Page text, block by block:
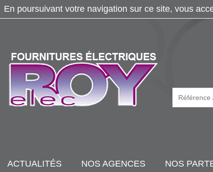
ACTUALITÉS NOS AGENCES NOS
En poursuivant votre navigation sur ce site, vous